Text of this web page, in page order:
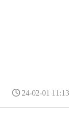
24-02-01 11:13